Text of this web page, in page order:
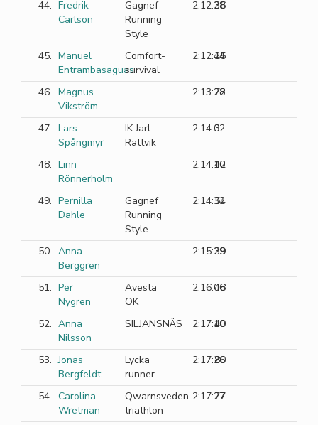
44. Fredrik
Carlson
Gagnef
Running
Style
2:12:28
36
45. Manuel
Entrambasaguas
Comfort-
survival
2:12:44
25
46. Magnus
Vikström
2:13:28
72
47. Lars
Spångmyr
IK Jarl
Rättvik
2:14:02
3
48. Linn
Rönnerholm
2:14:10
42
49. Pernilla
Dahle
Gagnef
Running
Style
2:14:32
54
50. Anna
Berggren
2:15:29
39
51. Per
Nygren
Avesta
OK
2:16:06
48
52. Anna
Nilsson
SILJANSNÄS 2:17:10
40
53. Jonas
Bergfeldt
Lycka
runner
2:17:26
80
54. Carolina
Wretman
Qwarnsveden
triathlon
2:17:27
77